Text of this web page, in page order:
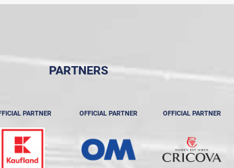
PARTNERS
PARTNER OFFICIAL PARTNER OFFICIAL PARTNER